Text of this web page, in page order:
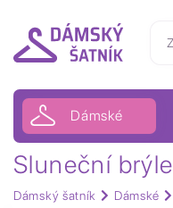
Dámské
Sluneční brýle
Dámský šatník Dámské